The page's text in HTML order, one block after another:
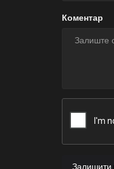
Коментар